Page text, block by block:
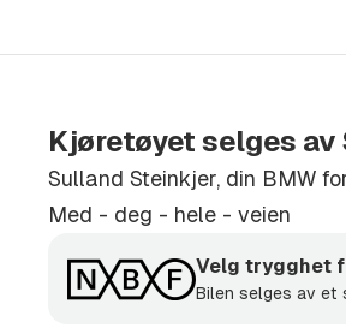
Kjøretøyet selges av
Sulland Steinkjer, din BMW
Med - deg - hele - veien
Velg trygghet
Bilen selges av et